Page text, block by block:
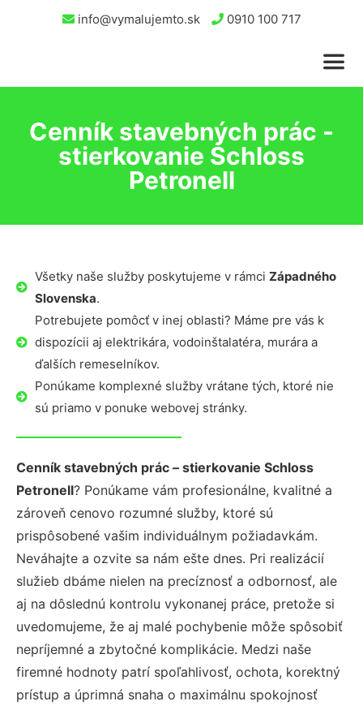
info@vymalujemto.sk 0910 100 717
Cenník stavebných prác -
stierkovanie Schloss
Petronell
Všetky naše služby poskytujeme v rámci Západného
Slovenska.
Potrebujete pomôcť v inej oblasti? Máme pre vás k
dispozícii aj elektrikára, vodoinštalatéra, murára a
ďalších remeselníkov.
Ponúkame komplexné služby vrátane tých, ktoré nie
sú priamo v ponuke webovej stránky.
Cenník stavebných prác – stierkovanie Schloss
Petronell? Ponúkame vám profesionálne, kvalitné a
zároveň cenovo rozumné služby, ktoré sú
prispôsobené vašim individuálnym požiadavkám.
Neváhajte a ozvite sa nám ešte dnes. Pri realizácií
služieb dbáme nielen na precíznosť a odbornosť, ale
aj na dôslednú kontrolu vykonanej práce, pretože si
uvedomujeme, že aj malé pochybenie môže spôsobiť
nepríjemné a zbytočné komplikácie. Medzi naše
firemné hodnoty patrí spoľahlivosť, ochota, korektný
prístup a úprimná snaha o maximálnu spokojnosť